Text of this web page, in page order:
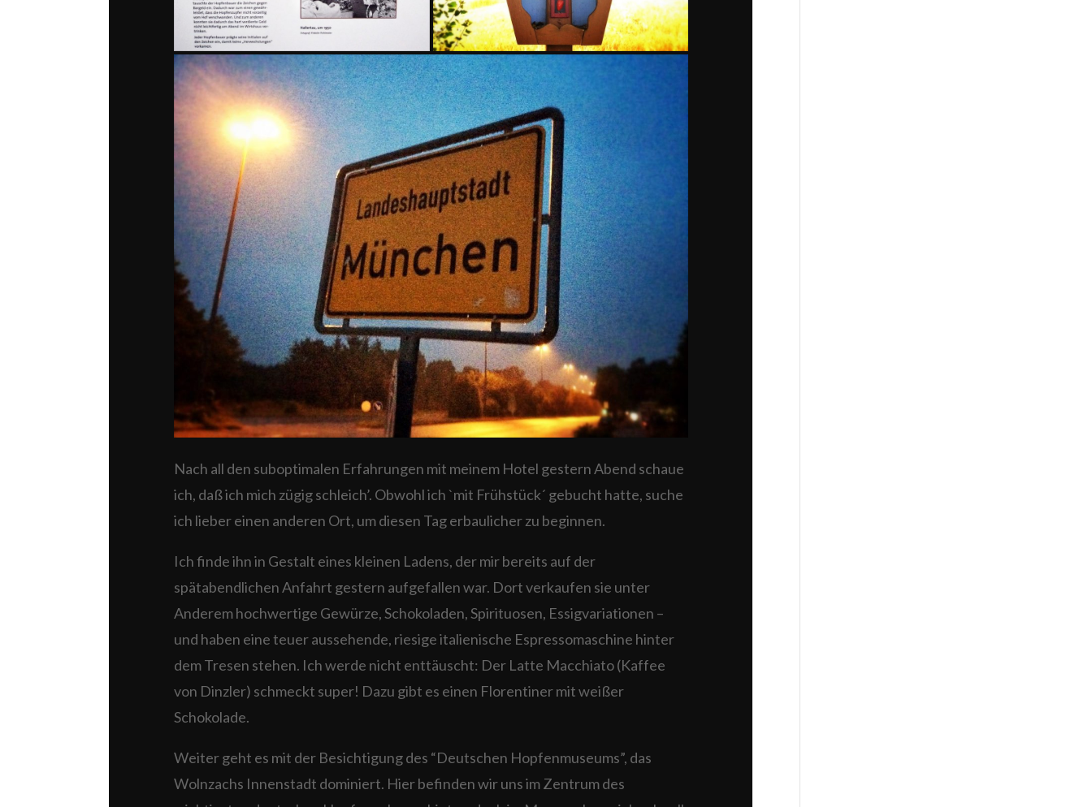
Nach all den suboptimalen Erfahrungen mit meinem Hotel gestern Abend schaue
ich, daß ich mich zügig schleich’. Obwohl ich `mit Frühstück´ gebucht hatte, suche
ich lieber einen anderen Ort, um diesen Tag erbaulicher zu beginnen.
Ich finde ihn in Gestalt eines kleinen Ladens, der mir bereits auf der
spätabendlichen Anfahrt gestern aufgefallen war. Dort verkaufen sie unter
Anderem hochwertige Gewürze, Schokoladen, Spirituosen, Essigvariationen –
und haben eine teuer aussehende, riesige italienische Espressomaschine hinter
dem Tresen stehen. Ich werde nicht enttäuscht: Der Latte Macchiato (Kaffee
von Dinzler) schmeckt super! Dazu gibt es einen Florentiner mit weißer
Schokolade.
Weiter geht es mit der Besichtigung des “Deutschen Hopfenmuseums”, das
Wolnzachs Innenstadt dominiert. Hier befinden wir uns im Zentrum des